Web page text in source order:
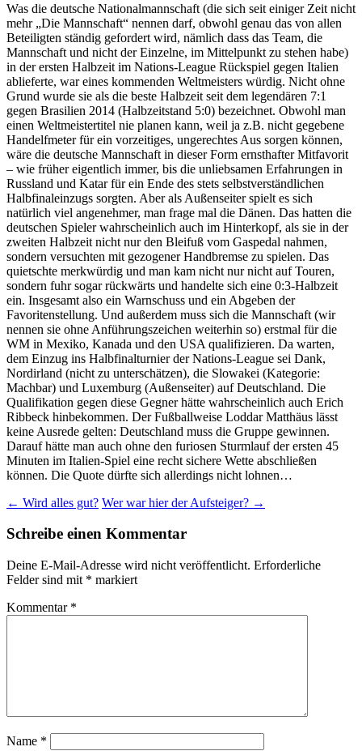
Was die deutsche Nationalmannschaft (die sich seit einiger Zeit nicht
mehr „Die Mannschaft“ nennen darf, obwohl genau das von allen
Beteiligten ständig gefordert wird, nämlich dass das Team, die
Mannschaft und nicht der Einzelne, im Mittelpunkt zu stehen habe)
in der ersten Halbzeit im Nations-League Rückspiel gegen Italien
ablieferte, war eines kommenden Weltmeisters würdig. Nicht ohne
Grund wurde sie als die beste Halbzeit seit dem legendären 7:1
gegen Brasilien 2014 (Halbzeitstand 5:0) bezeichnet. Obwohl man
einen Weltmeistertitel nie planen kann, weil ja z.B. nicht gegebene
Handelfmeter für ein vorzeitiges, ungerechtes Aus sorgen können,
wäre die deutsche Mannschaft in dieser Form ernsthafter Mitfavorit
– wie früher eigentlich immer, bis die unliebsamen Erfahrungen in
Russland und Katar für ein Ende des stets selbstverständlichen
Halbfinaleinzugs sorgten. Aber als Außenseiter spielt es sich
natürlich viel angenehmer, man frage mal die Dänen. Das hatten die
deutschen Spieler wahrscheinlich auch im Hinterkopf, als sie in der
zweiten Halbzeit nicht nur den Bleifuß vom Gaspedal nahmen,
sondern versuchten mit gezogener Handbremse zu spielen. Das
quietschte merkwürdig und man kam nicht nur nicht auf Touren,
sondern fuhr sogar rückwärts und handelte sich eine 0:3-Halbzeit
ein. Insgesamt also ein Warnschuss und ein Abgeben der
Favoritenstellung. Und außerdem muss sich die Mannschaft (wir
nennen sie ohne Anführungszeichen weiterhin so) erstmal für die
WM in Mexiko, Kanada und den USA qualifizieren. Da warten,
dem Einzug ins Halbfinalturnier der Nations-League sei Dank,
Nordirland (nicht zu unterschätzen), die Slowakei (Kategorie:
Machbar) und Luxemburg (Außenseiter) auf Deutschland. Die
Qualifikation gegen diese Gegner hätte wahrscheinlich auch Erich
Ribbeck hinbekommen. Der Fußballweise Loddar Matthäus lässt
keine Ausrede gelten: Deutschland muss die Gruppe gewinnen.
Darauf hätte man auch ohne den furiosen Sturmlauf der ersten 45
Minuten im Italien-Spiel eine recht sichere Wette abschließen
können. Die Quote dürfte sich allerdings nicht lohnen…
Beitragsnavigation
← Wird alles gut? Wer war hier der Aufsteiger? →
Schreibe einen Kommentar
Deine E-Mail-Adresse wird nicht veröffentlicht. Erforderliche
Felder sind mit * markiert
Kommentar *
Name *